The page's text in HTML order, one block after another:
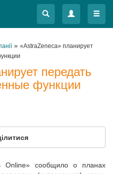
Меню
Меню
» «AstraZeneca» планирует
передать
функции
Online» сообщило о планах